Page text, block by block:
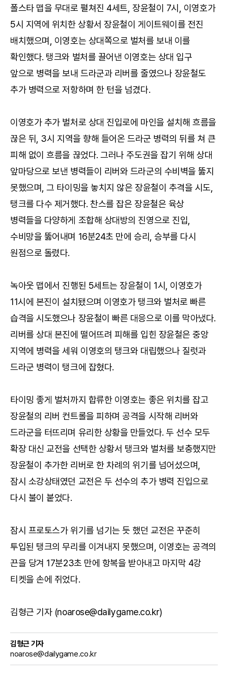
폴스타 맵을 무대로 펼쳐진 4세트, 장윤철이 7시, 이영호가
5시 지역에 위치한 상황서 장윤철이 게이트웨이를 전진
배치했으며, 이영호는 상대쪽으로 벌처를 보내 이를
확인했다. 탱크와 벌처를 끌어낸 이영호는 상대 입구
앞으로 병력을 보내 드라군과 리버를 줄였으나 장윤철도
추가 병력으로 저항하며 한 턴을 넘겼다.
이영호가 추가 벌처로 상대 진입로에 마인을 설치해 흐름을
끊은 뒤, 3시 지역을 향해 들어온 드라군 병력의 뒤를 쳐 큰
피해 없이 흐름을 끊었다. 그러나 주도권을 잡기 위해 상대
앞마당으로 보낸 병력들이 리버와 드라군의 수비벽을 뚫지
못했으며, 그 타이밍을 놓치지 않은 장윤철이 추격을 시도,
탱크를 다수 제거했다. 찬스를 잡은 장윤철은 육상
병력들을 다양하게 조합해 상대방의 진영으로 진입,
수비망을 뚫어내며 16분24초 만에 승리, 승부를 다시
원점으로 돌렸다.
녹아웃 맵에서 진행된 5세트는 장윤철이 1시, 이영호가
11시에 본진이 설치됐으며 이영호가 탱크와 벌처로 빠른
습격을 시도했으나 장윤철이 빠른 대응으로 이를 막아냈다.
리버를 상대 본진에 떨어뜨려 피해를 입힌 장윤철은 중앙
지역에 병력을 세워 이영호의 탱크와 대립했으나 질럿과
드라군 병력이 탱크에 잡혔다.
타이밍 좋게 벌처까지 합류한 이영호는 좋은 위치를 잡고
장윤철의 리버 컨트롤을 피하며 공격을 시작해 리버와
드라군을 터뜨리며 유리한 상황을 만들었다. 두 선수 모두
확장 대신 교전을 선택한 상황서 탱크와 벌처를 보충했지만
장윤철이 추가한 리버로 한 차례의 위기를 넘어섰으며,
잠시 소강상태였던 교전은 두 선수의 추가 병력 진입으로
다시 불이 붙었다.
잠시 프로토스가 위기를 넘기는 듯 했던 교전은 꾸준히
투입된 탱크의 무리를 이겨내지 못했으며, 이영호는 공격의
끈을 당겨 17분23초 만에 항복을 받아내고 마지막 4강
티켓을 손에 쥐었다.
김형근 기자 (noarose@dailygame.co.kr)
김형근 기자
noarose@dailygame.co.kr